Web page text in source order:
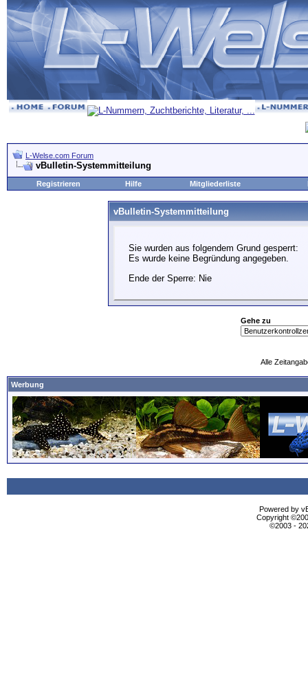
L-Welse.com Forum
vBulletin-Systemmitteilung
Registrieren Hilfe Mitgliederliste
vBulletin-Systemmitteilung
Sie wurden aus folgendem Grund gesperrt:
Es wurde keine Begründung angegeben.
Ende der Sperre: Nie
Gehe zu
Alle
Werbung
Powered by
Copyright
©2003 -